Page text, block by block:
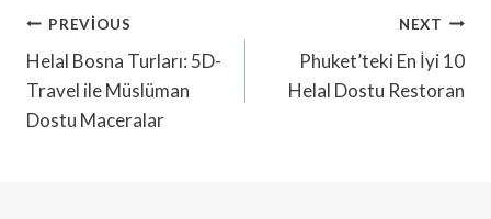
Yazı
Gezinmesi
PREVIOUS
Helal Bosna Turları: 5D-
Travel ile Müslüman
Dostu Maceralar
NEXT
Phuket’teki En İyi 10
Helal Dostu Restoran